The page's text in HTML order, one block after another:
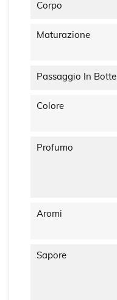
Corpo
Maturazione
Passaggio In Botte
Colore
Profumo
Aromi
Sapore